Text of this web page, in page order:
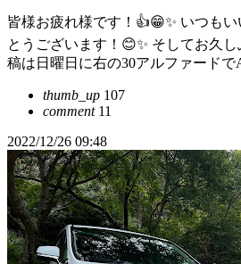
皆様お疲れ様です！👍😁✨ いつも
とうございます！😊✨ そしてお久
稿は日曜日に右の30アルファードで
thumb_up 107
comment11
2022/12/26 09:48